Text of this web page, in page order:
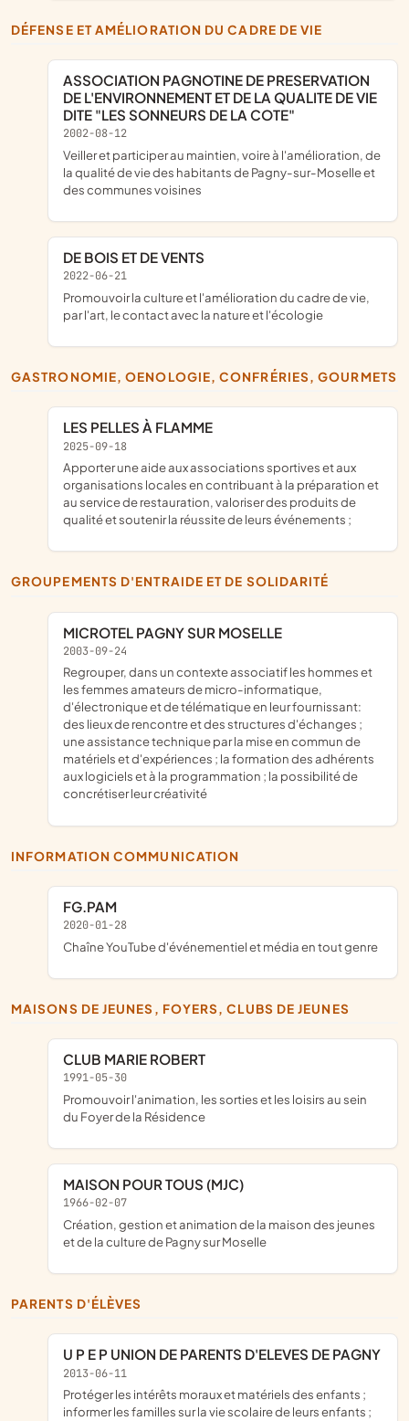
DÉFENSE ET AMÉLIORATION DU CADRE DE VIE
ASSOCIATION PAGNOTINE DE PRESERVATION
DE L'ENVIRONNEMENT ET DE LA QUALITE DE VIE
DITE "LES SONNEURS DE LA COTE"
2002-08-12
veiller et participer au maintien, voire à l'amélioration, de
la qualité de vie des habitants de Pagny-sur-Moselle et
des communes voisines
DE BOIS ET DE VENTS
2022-06-21
promouvoir la culture et l'amélioration du cadre de vie,
par l'art, le contact avec la nature et l'écologie
GASTRONOMIE, OENOLOGIE, CONFRÉRIES, GOURMETS
LES PELLES À FLAMME
2025-09-18
apporter une aide aux associations sportives et aux
organisations locales en contribuant à la préparation et
au service de restauration, valoriser des produits de
qualité et soutenir la réussite de leurs événements ;
GROUPEMENTS D'ENTRAIDE ET DE SOLIDARITÉ
MICROTEL PAGNY SUR MOSELLE
2003-09-24
regrouper, dans un contexte associatif les hommes et
les femmes amateurs de micro-informatique,
d'électronique et de télématique en leur fournissant:
des lieux de rencontre et des structures d'échanges ;
une assistance technique par la mise en commun de
matériels et d'expériences ; la formation des adhérents
aux logiciels et à la programmation ; la possibilité de
concrétiser leur créativité
INFORMATION COMMUNICATION
FG.PAM
2020-01-28
chaîne YouTube d'événementiel et média en tout genre
MAISONS DE JEUNES, FOYERS, CLUBS DE JEUNES
CLUB MARIE ROBERT
1991-05-30
promouvoir l'animation, les sorties et les loisirs au sein
du Foyer de la Résidence
MAISON POUR TOUS (MJC)
1966-02-07
création, gestion et animation de la maison des jeunes
et de la culture de Pagny sur Moselle
PARENTS D'ÉLÈVES
U P E P UNION DE PARENTS D'ELEVES DE PAGNY
2013-06-11
protéger les intérêts moraux et matériels des enfants ;
informer les familles sur la vie scolaire de leurs enfants ;